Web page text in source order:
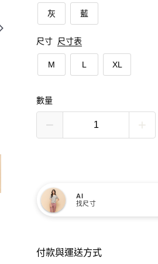
灰 藍
尺寸 尺寸表
M L XL
數量
AI
找尺寸
付款與運送方式